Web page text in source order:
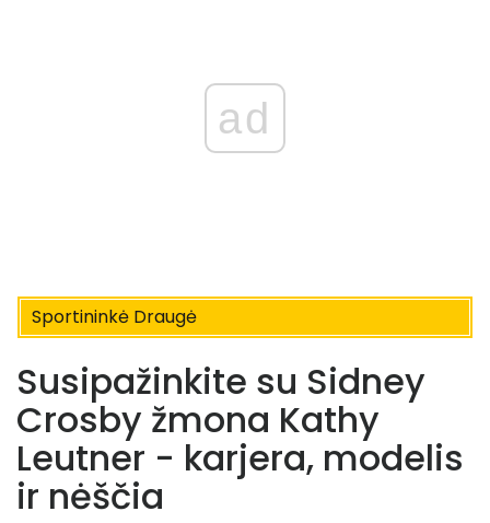
ad
Sportininkė Draugė
Susipažinkite su Sidney
Crosby žmona Kathy
Leutner - karjera, modelis
ir nėščia